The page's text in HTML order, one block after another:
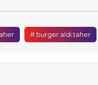
# burger aldi taher